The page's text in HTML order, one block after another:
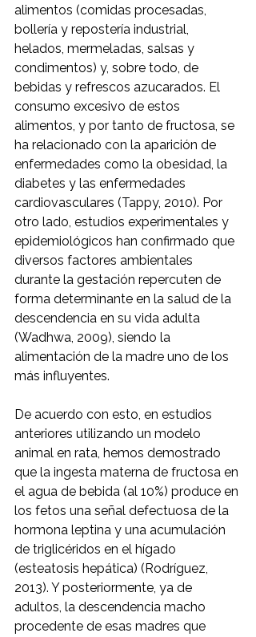
alimentos (comidas procesadas,
bollería y repostería industrial,
helados, mermeladas, salsas y
condimentos) y, sobre todo, de
bebidas y refrescos azucarados. El
consumo excesivo de estos
alimentos, y por tanto de fructosa, se
ha relacionado con la aparición de
enfermedades como la obesidad, la
diabetes y las enfermedades
cardiovasculares (Tappy, 2010). Por
otro lado, estudios experimentales y
epidemiológicos han confirmado que
diversos factores ambientales
durante la gestación repercuten de
forma determinante en la salud de la
descendencia en su vida adulta
(Wadhwa, 2009), siendo la
alimentación de la madre uno de los
más influyentes.
De acuerdo con esto, en estudios
anteriores utilizando un modelo
animal en rata, hemos demostrado
que la ingesta materna de fructosa en
el agua de bebida (al 10%) produce en
los fetos una señal defectuosa de la
hormona leptina y una acumulación
de triglicéridos en el hígado
(esteatosis hepática) (Rodríguez,
2013). Y posteriormente, ya de
adultos, la descendencia macho
procedente de esas madres que